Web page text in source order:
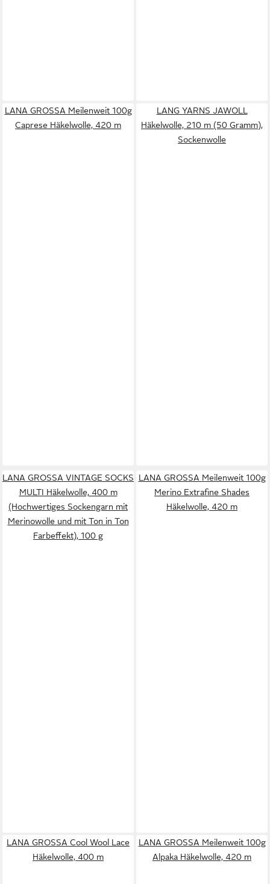
LANA GROSSA Meilenweit 100g
Caprese Häkelwolle, 420 m
LANG YARNS JAWOLL
Häkelwolle, 210 m (50 Gramm),
Sockenwolle
LANA GROSSA VINTAGE SOCKS
MULTI Häkelwolle, 400 m
(Hochwertiges Sockengarn mit
Merinowolle und mit Ton in Ton
Farbeffekt), 100 g
LANA GROSSA Meilenweit 100g
Merino Extrafine Shades
Häkelwolle, 420 m
LANA GROSSA Cool Wool Lace
Häkelwolle, 400 m
LANA GROSSA Meilenweit 100g
Alpaka Häkelwolle, 420 m